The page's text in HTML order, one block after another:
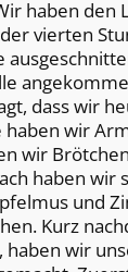
haben den
vierten
dass wir
wir
wir
haben wir
und
Kurz
haben wir